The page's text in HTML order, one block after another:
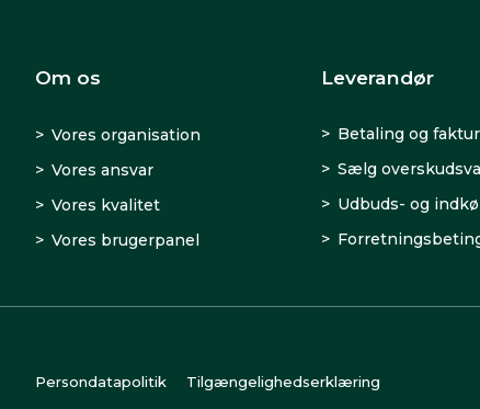
Om os
Vores organisation
Vores ansvar
Vores kvalitet
Vores brugerpanel
Leverandør
Betaling og
Sælg
Udbuds- og
Persondatapolitik Tilgængelighedserklæring